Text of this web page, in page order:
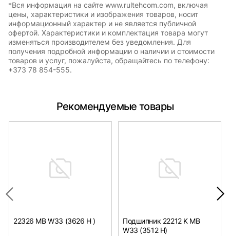
*Вся информация на сайте www.rultehcom.com, включая
цены, характеристики и изображения товаров, носит
информационный характер и не является публичной
офертой. Характеристики и комплектация товара могут
изменяться производителем без уведомления. Для
получения подробной информации о наличии и стоимости
товаров и услуг, пожалуйста, обращайтесь по телефону:
+373 78 854-555.
Рекомендуемые товары
22326 MB W33 (3626 H )
Подшипник 22212 K MB
W33 (3512 H)